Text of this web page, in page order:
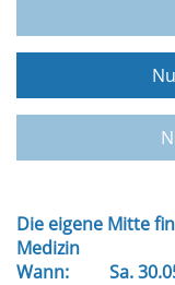
Die eigene Mitte
Medizin
Wann:
Sa.